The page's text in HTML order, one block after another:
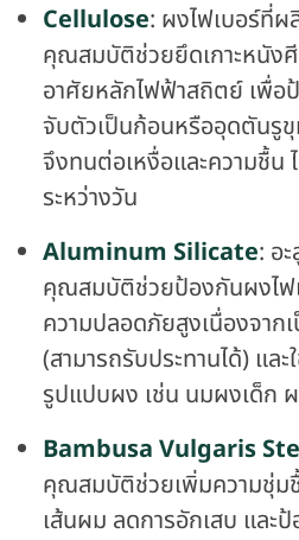
Cellulose: ผงไฟเบอร์ที่
คุณสมบัติช่วยยึดเกาะหนังศี
อาศัยหลักไฟฟ้าสถิตย์ เพื่อ
จับตัวเป็นก้อนหรืออุดตันรูขุ
จึงทนต่อเหงื่อและความชื้น
ระหว่างวัน
Aluminum Silicate: อ
คุณสมบัติช่วยป้องกันผงไฟ
ความปลอดภัยสูงเนื่องจา
(สามารถรับประทานได้) แล
รูปแปบผง เช่น นมผงเด็ก
Bambusa Vulgaris
คุณสมบัติช่วยเพิ่มความชุ่ม
เส้นผม ลดการอักเสบ และ